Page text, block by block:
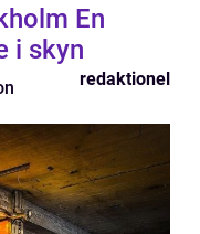
En
i skyn
redaktionel